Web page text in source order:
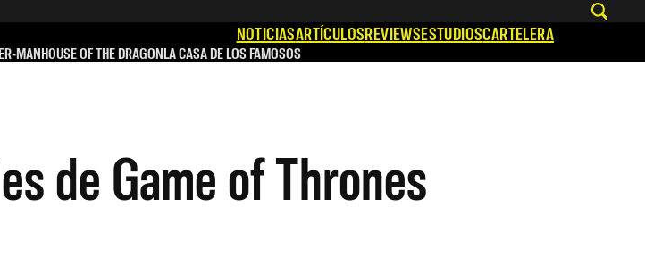
NOTICIASARTÍCULOSREVIEWSESTUDIOSCARTELERA
MANHOUSE OF THE DRAGONLA CASA DE LOS FAMOSOS
de Game of Thrones